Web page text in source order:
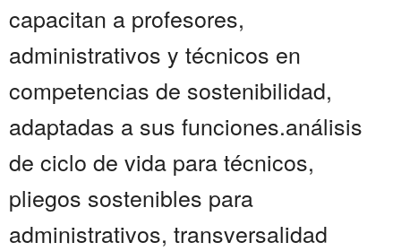
capacitan a profesores,
administrativos y técnicos en
competencias de sostenibilidad,
adaptadas a sus funciones.análisis
de ciclo de vida para técnicos,
pliegos sostenibles para
administrativos, transversalidad